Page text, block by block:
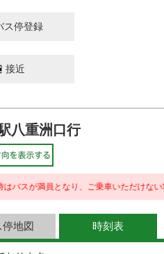
ス停登録
接近
八重洲口行
バスが満員となり、ご乗車いただけない
停地図 時刻表